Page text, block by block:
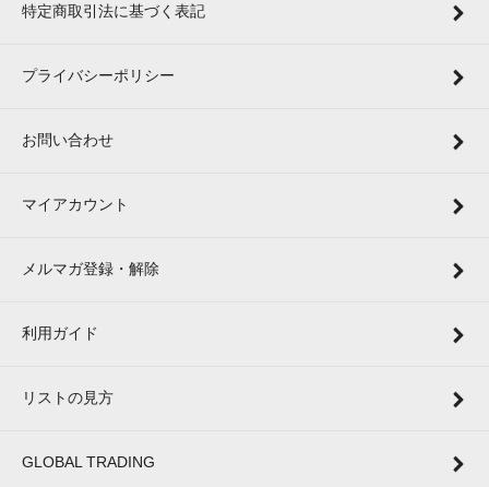
特定商取引法に基づく表記
プライバシーポリシー
お問い合わせ
マイアカウント
メルマガ登録・解除
利用ガイド
リストの見方
GLOBAL TRADING